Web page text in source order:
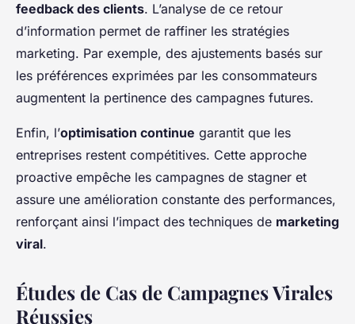
feedback des clients. L’analyse de ce retour
d’information permet de raffiner les stratégies
marketing. Par exemple, des ajustements basés sur
les préférences exprimées par les consommateurs
augmentent la pertinence des campagnes futures.
Enfin, l’optimisation continue garantit que les
entreprises restent compétitives. Cette approche
proactive empêche les campagnes de stagner et
assure une amélioration constante des performances,
renforçant ainsi l’impact des techniques de marketing
viral.
Études de Cas de Campagnes Virales
Réussies